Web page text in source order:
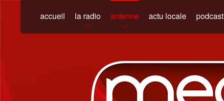
accueil la radio antenne actu locale podcast